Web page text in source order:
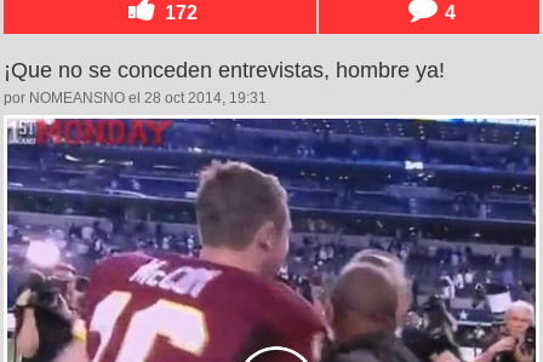
172 4
¡Que no se conceden entrevistas, hombre ya!
por NOMEANSNO el 28 oct 2014, 19:31